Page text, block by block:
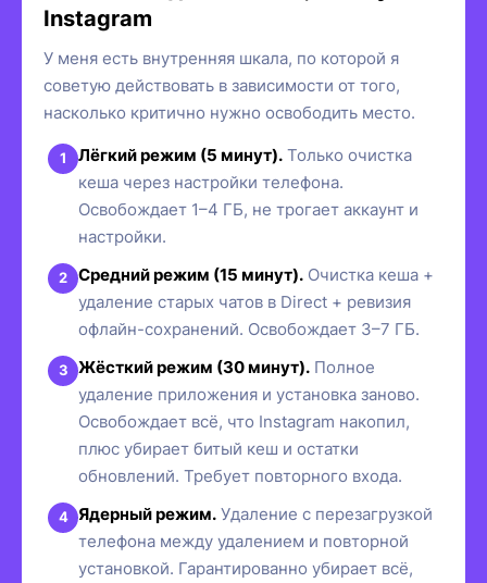
Instagram
У меня есть внутренняя шкала, по которой я
советую действовать в зависимости от того,
насколько критично нужно освободить место.
Лёгкий режим (5 минут). Только очистка
кеша через настройки телефона.
Освобождает 1–4 ГБ, не трогает аккаунт и
настройки.
Средний режим (15 минут). Очистка кеша +
удаление старых чатов в Direct + ревизия
офлайн-сохранений. Освобождает 3–7 ГБ.
Жёсткий режим (30 минут). Полное
удаление приложения и установка заново.
Освобождает всё, что Instagram накопил,
плюс убирает битый кеш и остатки
обновлений. Требует повторного входа.
Ядерный режим. Удаление с перезагрузкой
телефона между удалением и повторной
установкой. Гарантированно убирает всё,